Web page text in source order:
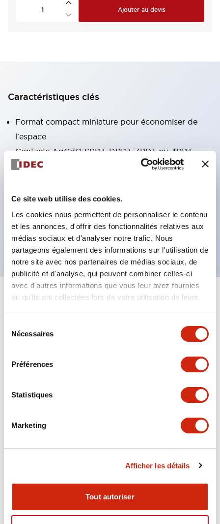
Ce site web utilise des cookies.
Les cookies nous permettent de personnaliser le contenu
et les annonces, d'offrir des fonctionnalités relatives aux
médias sociaux et d'analyser notre trafic. Nous
partageons également des informations sur l'utilisation de
notre site avec nos partenaires de médias sociaux, de
publicité et d'analyse, qui peuvent combiner celles-ci
avec d'autres informations que vous leur avez fournies
ou qu'ils ont collectées lors de votre utilisation de leurs
services.
Nécessaires
Préférences
Statistiques
Marketing
Afficher les détails
Tout autoriser
Ajouter au devis
Caractéristiques clés
Format compact miniature pour économiser de
l'espace
Contacts AgCdO SPDT, DPDT, 3PDT ou 4PDT
Haute capacité de commutation (10A)
Choix de bornes enfichables ou de type PCB
Options comprenant un voyant lumineux et un
bouton de vérification
Options de montage incluant montage supérieur,
socle DIN ou socle de montage sur panneau
Spécifications Tout développer
Documents et fichiers
Approbations Et Normes
RH Series Power Relays
12/05/2026.PDF450.14KB